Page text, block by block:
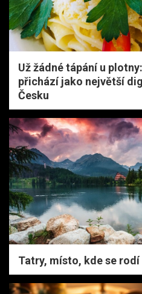
Už žádné tápání u
přichází jako největší
Česku
Tatry, místo, kde se rodí